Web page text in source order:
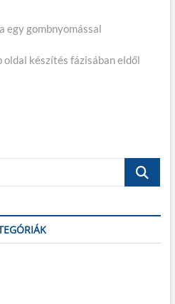
egy gombnyomással
oldal készítés fázisában eldől
r
h